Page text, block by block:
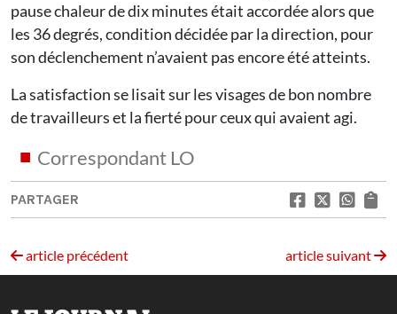
pause chaleur de dix minutes était accordée alors que
les 36 degrés, condition décidée par la direction, pour
son déclenchement n’avaient pas encore été atteints.
La satisfaction se lisait sur les visages de bon nombre
de travailleurs et la fierté pour ceux qui avaient agi.
Correspondant LO
PARTAGER
article précédent article suivant